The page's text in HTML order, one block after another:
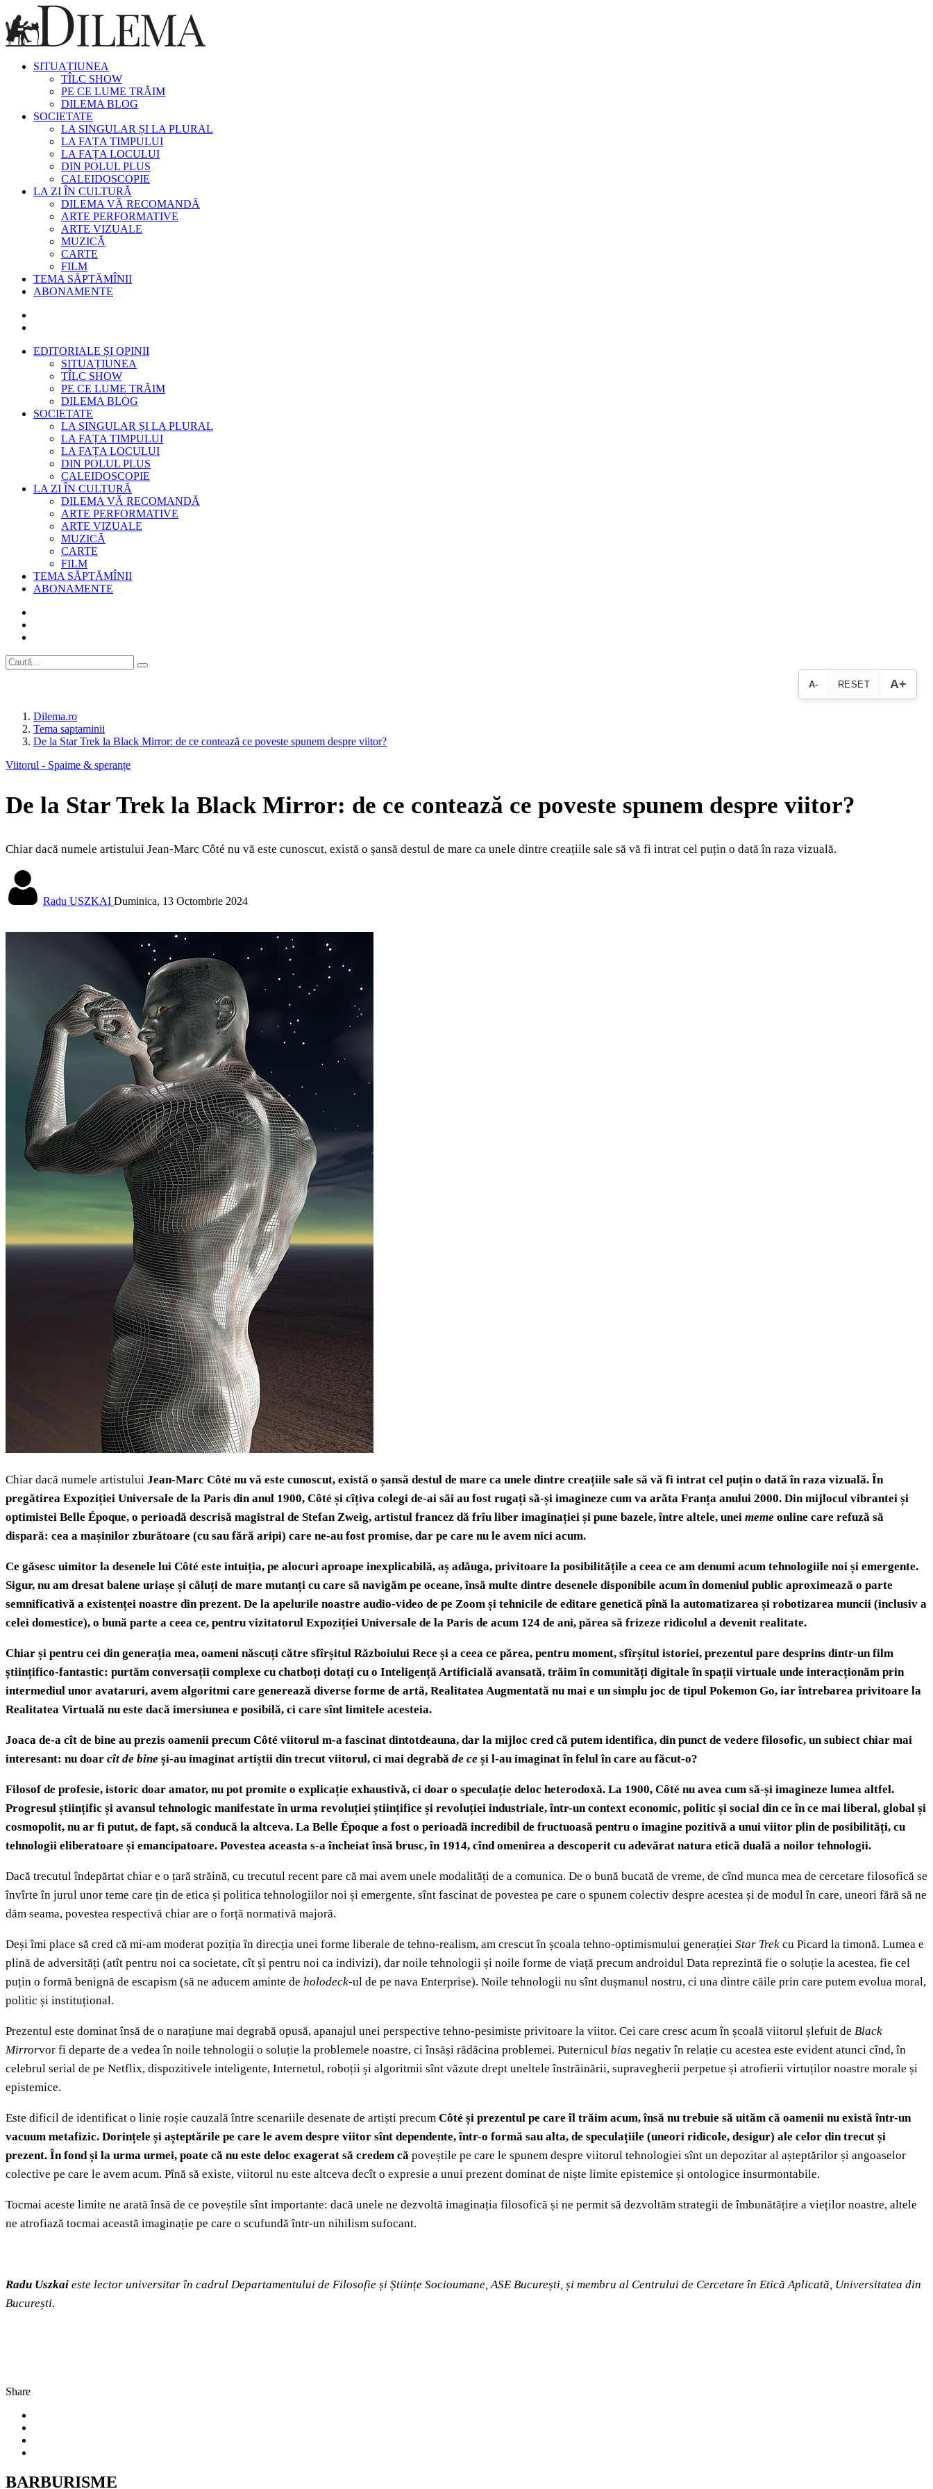
SITUAȚIUNEA
TÎLC SHOW
PE CE LUME TRĂIM
DILEMA BLOG
SOCIETATE
LA SINGULAR ȘI LA PLURAL
LA FAȚA TIMPULUI
LA FAȚA LOCULUI
DIN POLUL PLUS
CALEIDOSCOPIE
LA ZI ÎN CULTURĂ
DILEMA VĂ RECOMANDĂ
ARTE PERFORMATIVE
ARTE VIZUALE
MUZICĂ
CARTE
FILM
TEMA SĂPTĂMÎNII
ABONAMENTE
EDITORIALE ȘI OPINII
SITUAȚIUNEA
TÎLC SHOW
PE CE LUME TRĂIM
DILEMA BLOG
SOCIETATE
LA SINGULAR ȘI LA PLURAL
LA FAȚA TIMPULUI
LA FAȚA LOCULUI
DIN POLUL PLUS
CALEIDOSCOPIE
LA ZI ÎN CULTURĂ
DILEMA VĂ RECOMANDĂ
ARTE PERFORMATIVE
ARTE VIZUALE
MUZICĂ
CARTE
FILM
TEMA SĂPTĂMÎNII
ABONAMENTE
A- RESET A+
Dilema.ro
Tema saptaminii
De la Star Trek la Black Mirror: de ce contează ce poveste spunem despre viitor?
Viitorul - Spaime & speranțe
De la Star Trek la Black Mirror: de ce contează ce poveste spunem despre viitor?
Chiar dacă numele artistului Jean-Marc Côté nu vă este cunoscut, există o șansă destul de mare ca unele dintre creațiile sale să vă fi intrat cel puțin o dată în raza vizuală.
Radu USZKAI Duminica, 13 Octombrie 2024
Chiar dacă numele artistului Jean-Marc Côté nu vă este cunoscut, există o șansă destul de mare ca unele dintre creațiile sale să vă fi intrat cel puțin o dată în raza vizuală. În
pregătirea Expoziției Universale de la Paris din anul 1900, Côté și cîțiva colegi de-ai săi au fost rugați să-și imagineze cum va arăta Franța anului 2000. Din mijlocul vibrantei și
optimistei Belle Époque, o perioadă descrisă magistral de Stefan Zweig, artistul francez dă frîu liber imaginației și pune bazele, între altele, unei meme online care refuză să
dispară: cea a mașinilor zburătoare (cu sau fără aripi) care ne-au fost promise, dar pe care nu le avem nici acum.
Ce găsesc uimitor la desenele lui Côté este intuiția, pe alocuri aproape inexplicabilă, aș adăuga, privitoare la posibilitățile a ceea ce am denumi acum tehnologiile noi și emergente.
Sigur, nu am dresat balene uriașe și căluți de mare mutanți cu care să navigăm pe oceane, însă multe dintre desenele disponibile acum în domeniul public aproximează o parte
semnificativă a existenței noastre din prezent. De la apelurile noastre audio-video de pe Zoom și tehnicile de editare genetică pînă la automatizarea și robotizarea muncii (inclusiv a
celei domestice), o bună parte a ceea ce, pentru vizitatorul Expoziției Universale de la Paris de acum 124 de ani, părea să frizeze ridicolul a devenit realitate.
Chiar și pentru cei din generația mea, oameni născuți către sfîrșitul Războiului Rece și a ceea ce părea, pentru moment, sfîrșitul istoriei, prezentul pare desprins dintr-un film
științifico-fantastic: purtăm conversații complexe cu chatboți dotați cu o Inteligență Artificială avansată, trăim în comunități digitale în spații virtuale unde interacționăm prin
intermediul unor avataruri, avem algoritmi care generează diverse forme de artă, Realitatea Augmentată nu mai e un simplu joc de tipul Pokemon Go, iar întrebarea privitoare la
Realitatea Virtuală nu este dacă imersiunea e posibilă, ci care sînt limitele acesteia.
Joaca de-a cît de bine au prezis oamenii precum Côté viitorul m-a fascinat dintotdeauna, dar la mijloc cred că putem identifica, din punct de vedere filosofic, un subiect chiar mai
interesant: nu doar cît de bine și-au imaginat artiștii din trecut viitorul, ci mai degrabă de ce și l-au imaginat în felul în care au făcut-o?
Filosof de profesie, istoric doar amator, nu pot promite o explicație exhaustivă, ci doar o speculație deloc heterodoxă. La 1900, Côté nu avea cum să-și imagineze lumea altfel.
Progresul științific și avansul tehnologic manifestate în urma revoluției științifice și revoluției industriale, într-un context economic, politic și social din ce în ce mai liberal, global și
cosmopolit, nu ar fi putut, de fapt, să conducă la altceva. La Belle Époque a fost o perioadă incredibil de fructuoasă pentru o imagine pozitivă a unui viitor plin de posibilități, cu
tehnologii eliberatoare și emancipatoare. Povestea aceasta s-a încheiat însă brusc, în 1914, cînd omenirea a descoperit cu adevărat natura etică duală a noilor tehnologii.
Dacă trecutul îndepărtat chiar e o țară străină, cu trecutul recent pare că mai avem unele modalități de a comunica. De o bună bucată de vreme, de cînd munca mea de cercetare filosofică se
învîrte în jurul unor teme care țin de etica și politica tehnologiilor noi și emergente, sînt fascinat de povestea pe care o spunem colectiv despre acestea și de modul în care, uneori fără să ne
dăm seama, povestea respectivă chiar are o forță normativă majoră.
Deși îmi place să cred că mi-am moderat poziția în direcția unei forme liberale de tehno-realism, am crescut în școala tehno-optimismului generației Star Trek cu Picard la timonă. Lumea e
plină de adversități (atît pentru noi ca societate, cît și pentru noi ca indivizi), dar noile tehnologii și noile forme de viață precum androidul Data reprezintă fie o soluție la acestea, fie cel
puțin o formă benignă de escapism (să ne aducem aminte de holodeck-ul de pe nava Enterprise). Noile tehnologii nu sînt dușmanul nostru, ci una dintre căile prin care putem evolua moral,
politic și instituțional.
Prezentul este dominat însă de o narațiune mai degrabă opusă, apanajul unei perspective tehno-pesimiste privitoare la viitor. Cei care cresc acum în școală viitorul șlefuit de Black
Mirrorvor fi departe de a vedea în noile tehnologii o soluție la problemele noastre, ci însăși rădăcina problemei. Puternicul bias negativ în relație cu acestea este evident atunci cînd, în
celebrul serial de pe Netflix, dispozitivele inteligente, Internetul, roboții și algoritmii sînt văzute drept uneltele înstrăinării, supravegherii perpetue și atrofierii virtuților noastre morale și
epistemice.
Este dificil de identificat o linie roșie cauzală între scenariile desenate de artiști precum Côté și prezentul pe care îl trăim acum, însă nu trebuie să uităm că oamenii nu există într-un
vacuum metafizic. Dorințele și așteptările pe care le avem despre viitor sînt dependente, într-o formă sau alta, de speculațiile (uneori ridicole, desigur) ale celor din trecut și
prezent. În fond și la urma urmei, poate că nu este deloc exagerat să credem că poveștile pe care le spunem despre viitorul tehnologiei sînt un depozitar al așteptărilor și angoaselor
colective pe care le avem acum. Pînă să existe, viitorul nu este altceva decît o expresie a unui prezent dominat de niște limite epistemice și ontologice insurmontabile.
Tocmai aceste limite ne arată însă de ce poveștile sînt importante: dacă unele ne dezvoltă imaginația filosofică și ne permit să dezvoltăm strategii de îmbunătățire a vieților noastre, altele
ne atrofiază tocmai această imaginație pe care o scufundă într-un nihilism sufocant.
Radu Uszkai este lector universitar în cadrul Departamentului de Filosofie și Științe Socioumane, ASE București, și membru al Centrului de Cercetare în Etică Aplicată, Universitatea din
București.
Share
BARBURISME